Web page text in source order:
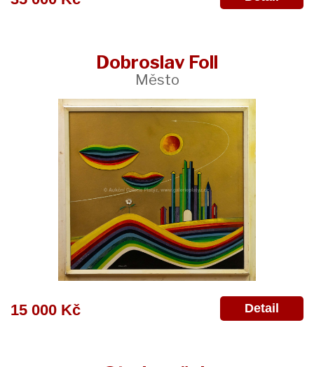
Dobroslav Foll
Město
15 000 Kč Detail